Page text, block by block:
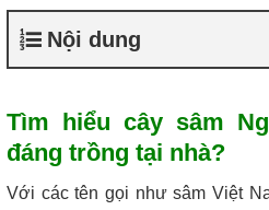
Nội dung
Tìm hiểu cây sâm
đáng trồng tại nhà?
Với các tên gọi như sâm Việt